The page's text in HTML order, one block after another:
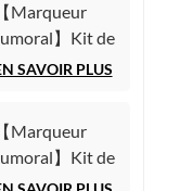
(Immunoessai
【Marqueur
】Kit de
du fragment
(CYFRA21-1)
SAVOIR PLUS
【Marqueur
】Kit de
de l'alpha-